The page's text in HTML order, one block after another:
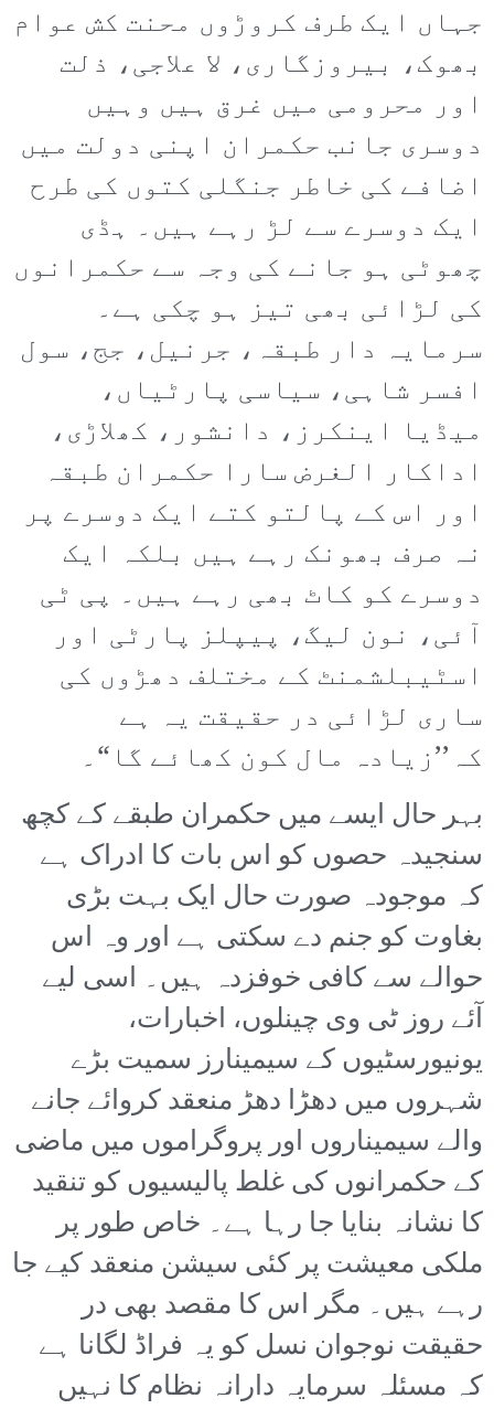
جہاں ایک طرف کروڑوں محنت کش عوام
بھوک، بیروزگاری، لا علاجی، ذلت
اور محرومی میں غرق ہیں وہیں
دوسری جانب حکمران اپنی دولت میں
اضافے کی خاطر جنگلی کتوں کی طرح
ایک دوسرے سے لڑ رہے ہیں۔ ہڈی
چھوٹی ہو جانے کی وجہ سے حکمرانوں
کی لڑائی بھی تیز ہو چکی ہے۔
سرمایہ دار طبقہ، جرنیل، جج، سول
افسر شاہی، سیاسی پارٹیاں،
میڈیا اینکرز، دانشور، کھلاڑی،
اداکار الغرض سارا حکمران طبقہ
اور اس کے پالتو کتے ایک دوسرے پر
نہ صرف بھونک رہے ہیں بلکہ ایک
دوسرے کو کاٹ بھی رہے ہیں۔ پی ٹی
آئی، نون لیگ، پیپلز پارٹی اور
اسٹیبلشمنٹ کے مختلف دھڑوں کی
ساری لڑائی در حقیقت یہ ہے
کہ’’زیادہ مال کون کھائے گا“۔
بہر حال ایسے میں حکمران طبقے کے کچھ
سنجیدہ حصوں کو اس بات کا ادراک ہے
کہ موجودہ صورت حال ایک بہت بڑی
بغاوت کو جنم دے سکتی ہے اور وہ اس
حوالے سے کافی خوفزدہ ہیں۔ اسی لیے
آئے روز ٹی وی چینلوں، اخبارات،
یونیورسٹیوں کے سیمینارز سمیت بڑے
شہروں میں دھڑا دھڑ منعقد کروائے جانے
والے سیمیناروں اور پروگراموں میں ماضی
کے حکمرانوں کی غلط پالیسیوں کو تنقید
کا نشانہ بنایا جا رہا ہے۔ خاص طور پر
ملکی معیشت پر کئی سیشن منعقد کیے جا
رہے ہیں۔ مگر اس کا مقصد بھی در
حقیقت نوجوان نسل کو یہ فراڈ لگانا ہے
کہ مسئلہ سرمایہ دارانہ نظام کا نہیں